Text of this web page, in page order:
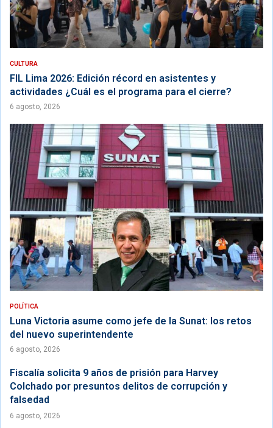
CULTURA
FIL Lima 2026: Edición récord en asistentes y
actividades ¿Cuál es el programa para el cierre?
6 agosto, 2026
POLÍTICA
Luna Victoria asume como jefe de la Sunat: los retos
del nuevo superintendente
6 agosto, 2026
Fiscalía solicita 9 años de prisión para Harvey
Colchado por presuntos delitos de corrupción y
falsedad
6 agosto, 2026